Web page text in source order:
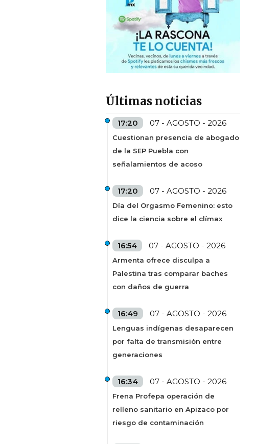
Últimas noticias
17:20 07 - AGOSTO - 2026
Cuestionan presencia de abogado
de la SEP Puebla con
señalamientos de acoso
17:20 07 - AGOSTO - 2026
Día del Orgasmo Femenino: esto
dice la ciencia sobre el clímax
16:54 07 - AGOSTO - 2026
Armenta ofrece disculpa a
Palestina tras comparar baches
con daños de guerra
16:49 07 - AGOSTO - 2026
Lenguas indígenas desaparecen
por falta de transmisión entre
generaciones
16:34 07 - AGOSTO - 2026
Frena Profepa operación de
relleno sanitario en Apizaco por
riesgo de contaminación